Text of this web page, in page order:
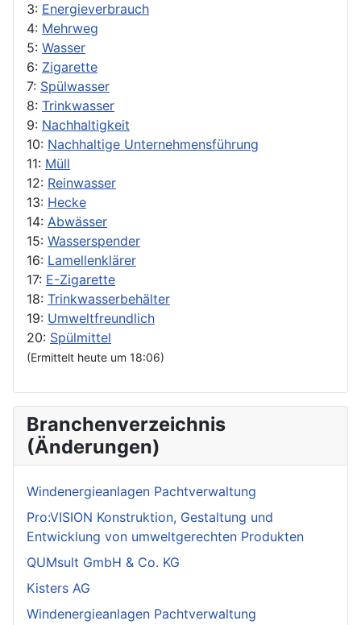
3: Energieverbrauch
4: Mehrweg
5: Wasser
6: Zigarette
7: Spülwasser
8: Trinkwasser
9: Nachhaltigkeit
10: Nachhaltige Unternehmensführung
11: Müll
12: Reinwasser
13: Hecke
14: Abwässer
15: Wasserspender
16: Lamellenklärer
17: E-Zigarette
18: Trinkwasserbehälter
19: Umweltfreundlich
20: Spülmittel
(Ermittelt heute um 18:06)
Branchenverzeichnis
(Änderungen)
Windenergieanlagen Pachtverwaltung
Pro:VISION Konstruktion, Gestaltung und
Entwicklung von umweltgerechten Produkten
QUMsult GmbH & Co. KG
Kisters AG
Windenergieanlagen Pachtverwaltung